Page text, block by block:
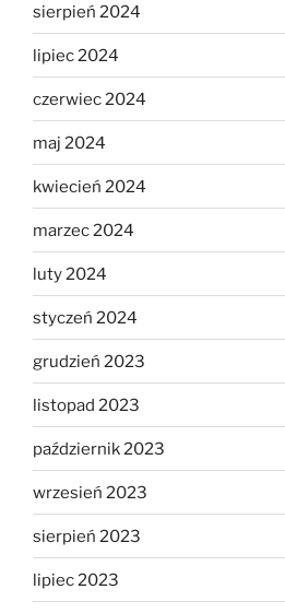
sierpień 2024
lipiec 2024
czerwiec 2024
maj 2024
kwiecień 2024
marzec 2024
luty 2024
styczeń 2024
grudzień 2023
listopad 2023
październik 2023
wrzesień 2023
sierpień 2023
lipiec 2023